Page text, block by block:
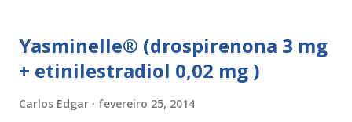
estradiol (estrogénio natural) e 2 mg de dienogest 17
comprimidos amarelo claros, contêm 2 mg de valerato de
comprimidos vermelho escuros, contêm 1 mg de valerato
Yasminelle® (drospirenona 3 mg
+ etinilestradiol 0,02 mg )
Carlos Edgar fevereiro 25, 2014